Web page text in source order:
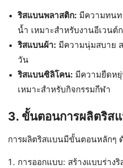
ริสแบนพลาสติก: มีความทน
น้ำ เหมาะสำหรับงานอีเวนต์
ริสแบนผ้า: มีความนุ่มสบาย
วัน
ริสแบนซิลิโคน: มีความยืดห
เหมาะสำหรับกิจกรรมกีฬา
3. ขั้นตอนการผลิตริส
การผลิตริสแบนมีขั้นตอนหลักๆ
การออกแบบ: สร้างแบบร่าง